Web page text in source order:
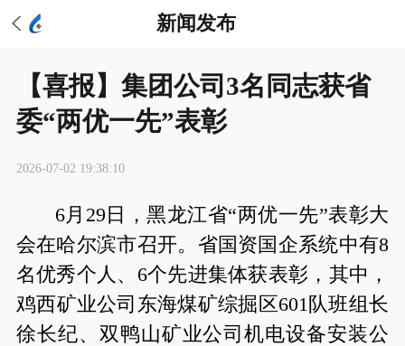
新闻发布
【喜报】集团公司3名同志获省
委“两优一先”表彰
2026-07-02 19:38:10
6月29日，黑龙江省“两优一先”表彰大
会在哈尔滨市召开。省国资国企系统中有8
名优秀个人、6个先进集体获表彰，其中，
鸡西矿业公司东海煤矿综掘区601队班组长
徐长纪、双鸭山矿业公司机电设备安装公